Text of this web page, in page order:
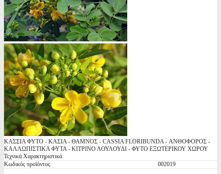
ΚΑΣΣΙΑ ΦΥΤΟ - ΚΑΣΙΑ - ΘΑΜΝΟΣ - CASSIA FLORIBUNDA - ΑΝΘΟΦΟΡΟΣ -
ΚΑΛΛΩΠΙΣΤΙΚΑ ΦΥΤΑ - ΚΙΤΡΙΝΟ ΛΟΥΛΟΥΔΙ - ΦΥΤΟ ΕΞΩΤΕΡΙΚΟΥ ΧΩΡΟΥ
Τεχνικά Χαρακτηριστικά
Κωδικός προϊόντος
002019